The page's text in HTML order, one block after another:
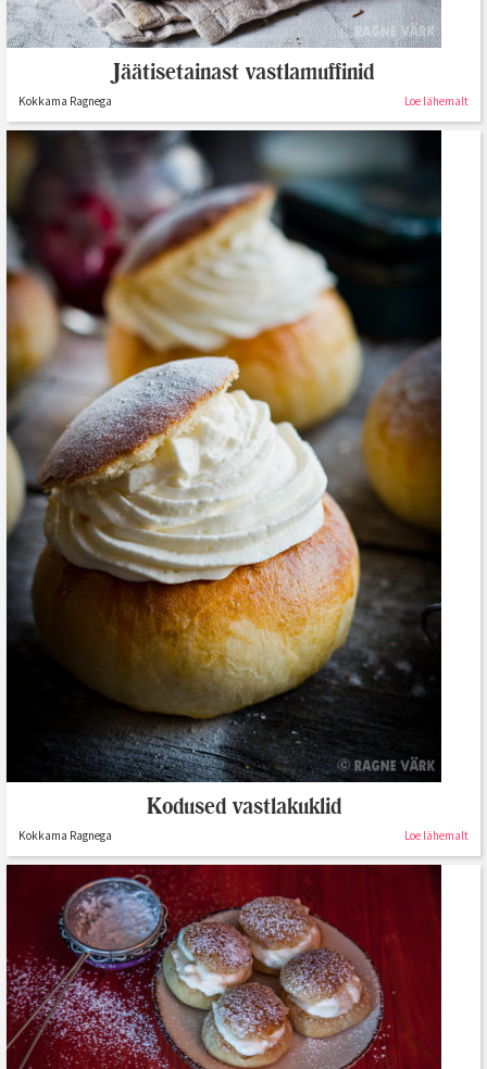
Jäätisetainast vastlamuffinid
Kokkama Ragnega Loe lähemalt
Kodused vastlakuklid
Kokkama Ragnega Loe lähemalt